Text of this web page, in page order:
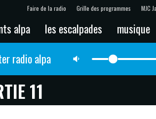
Faire de la radio Grille des programmes MJC
alpa les escalpades musique
radio alpa
11